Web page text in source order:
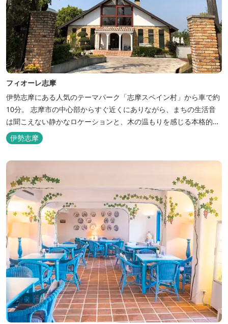
フィオーレ志摩
伊勢志摩にある人気のテーマパーク「志摩スペイン村」から車で約
10分。 志摩市の中心部からすぐ近くにありながら、まちの生活音
は聞こえない静かなロケーションと、木の温もりを感じる本格的な
コテージは、非日常の時間を過ごすにはぴったり。ペットと一緒に
泊まれる宿泊棟もあり、「週末、ペットとゆっくり過ごしたい」と
いう利用客も多いです。
伊勢志摩